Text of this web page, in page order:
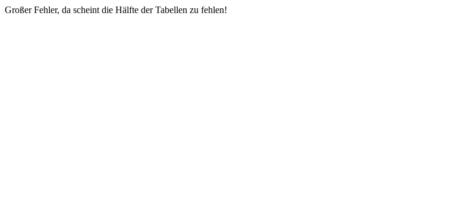
Großer Fehler, da scheint die Hälfte der Tabellen zu fehlen!